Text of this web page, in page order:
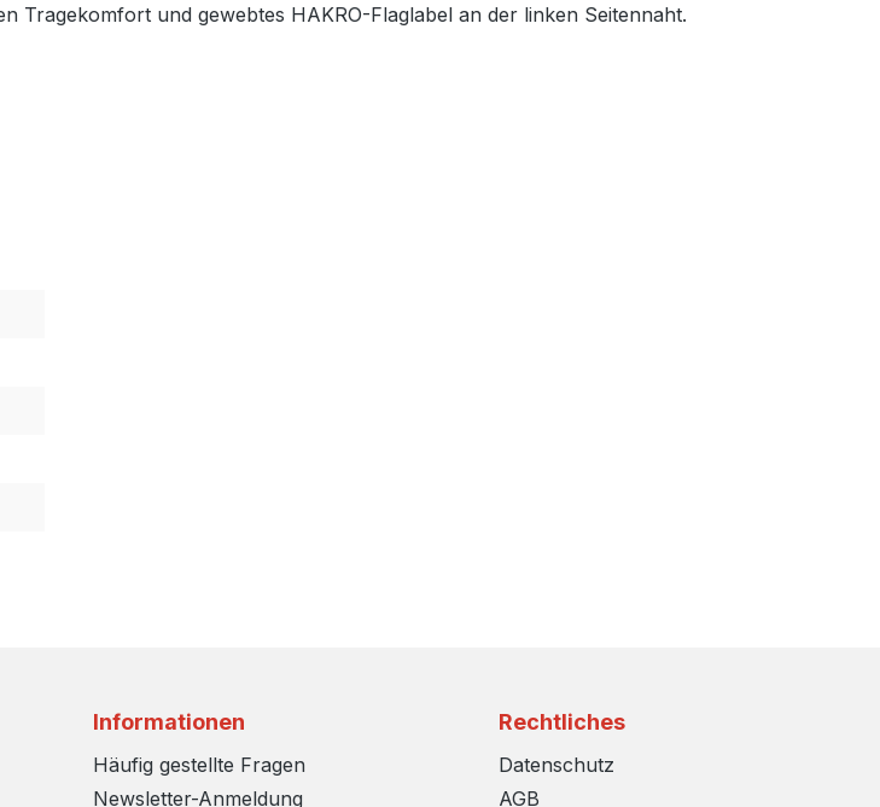
und gewebtes HAKRO-Flaglabel an der linken Seitennaht.
Informationen
Häufig gestellte Fragen
Newsletter-Anmeldung
Rechtliches
Datenschutz
AGB